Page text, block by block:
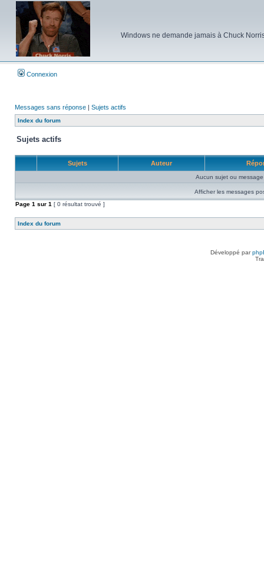
Windows ne demande jamais à Chuck
Connexion
Messages sans réponse | Sujets actifs
Index du forum
Sujets actifs
Sujets Auteur
Aucun sujet ou
Afficher les messages
Page 1 sur 1 [ 0 résultat trouvé ]
Index du forum
Développé par